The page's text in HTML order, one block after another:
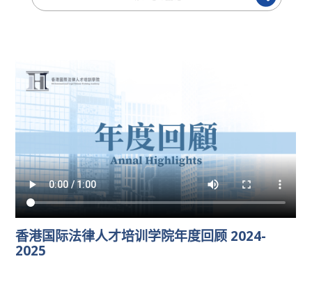
香港国际法律人才培训学院年度回顾 2024-
2025